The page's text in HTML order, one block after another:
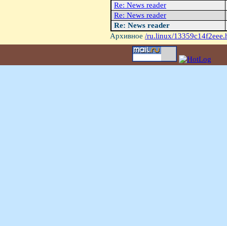
Re: News reader
Re: News reader
Re: News reader
Архивное /ru.linux/